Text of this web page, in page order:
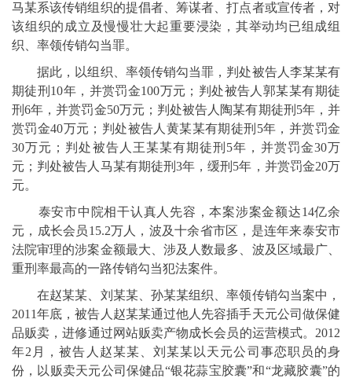
马某系该传销组织的提倡者、筹谋者、打点者或宣传者，对
该组织的成立及慢慢壮大起重要浸染，其举动均已组成组
织、率领传销勾当罪。
据此，以组织、率领传销勾当罪，判处被告人李某某有
期徒刑10年，并赏罚金100万元；判处被告人郭某某有期徒
刑6年，并赏罚金50万元；判处被告人陶某有期徒刑5年，并
赏罚金40万元；判处被告人黄某某有期徒刑5年，并赏罚金
30万元；判处被告人王某某有期徒刑5年，并赏罚金30万
元；判处被告人马某有期徒刑3年，缓刑5年，并赏罚金20万
元。
泰安市中院相干认真人先容，本案涉案金额达14亿余
元，成长会员15.2万人，波及十余省市区，是连年来泰安市
法院审理的涉案金额最大、涉及人数最多、波及区域最广、
重刑率最高的一路传销勾当犯法案件。
在赵某某、刘某某、孙某某组织、率领传销勾当案中，
2011年底，被告人赵某某通过他人先容插手天元公司做保健
品贩卖，进修通过网站贩卖产物成长会员的运营模式。2012
年2月，被告人赵某某、刘某某以天元公司事恋职员的身
份，以贩卖天元公司保健品“银花蒜宝胶囊”和“龙藏胶囊”的